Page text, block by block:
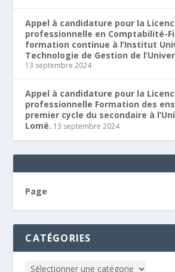
Appel à candidature pour la
professionnelle en Comptabilité-
formation continue à l’Institut
Technologie de Gestion de
13 septembre 2024
Appel à candidature pour la
professionnelle Formation des
premier cycle du secondaire à
Lomé. 13 septembre 2024
Page
CATÉGORIES